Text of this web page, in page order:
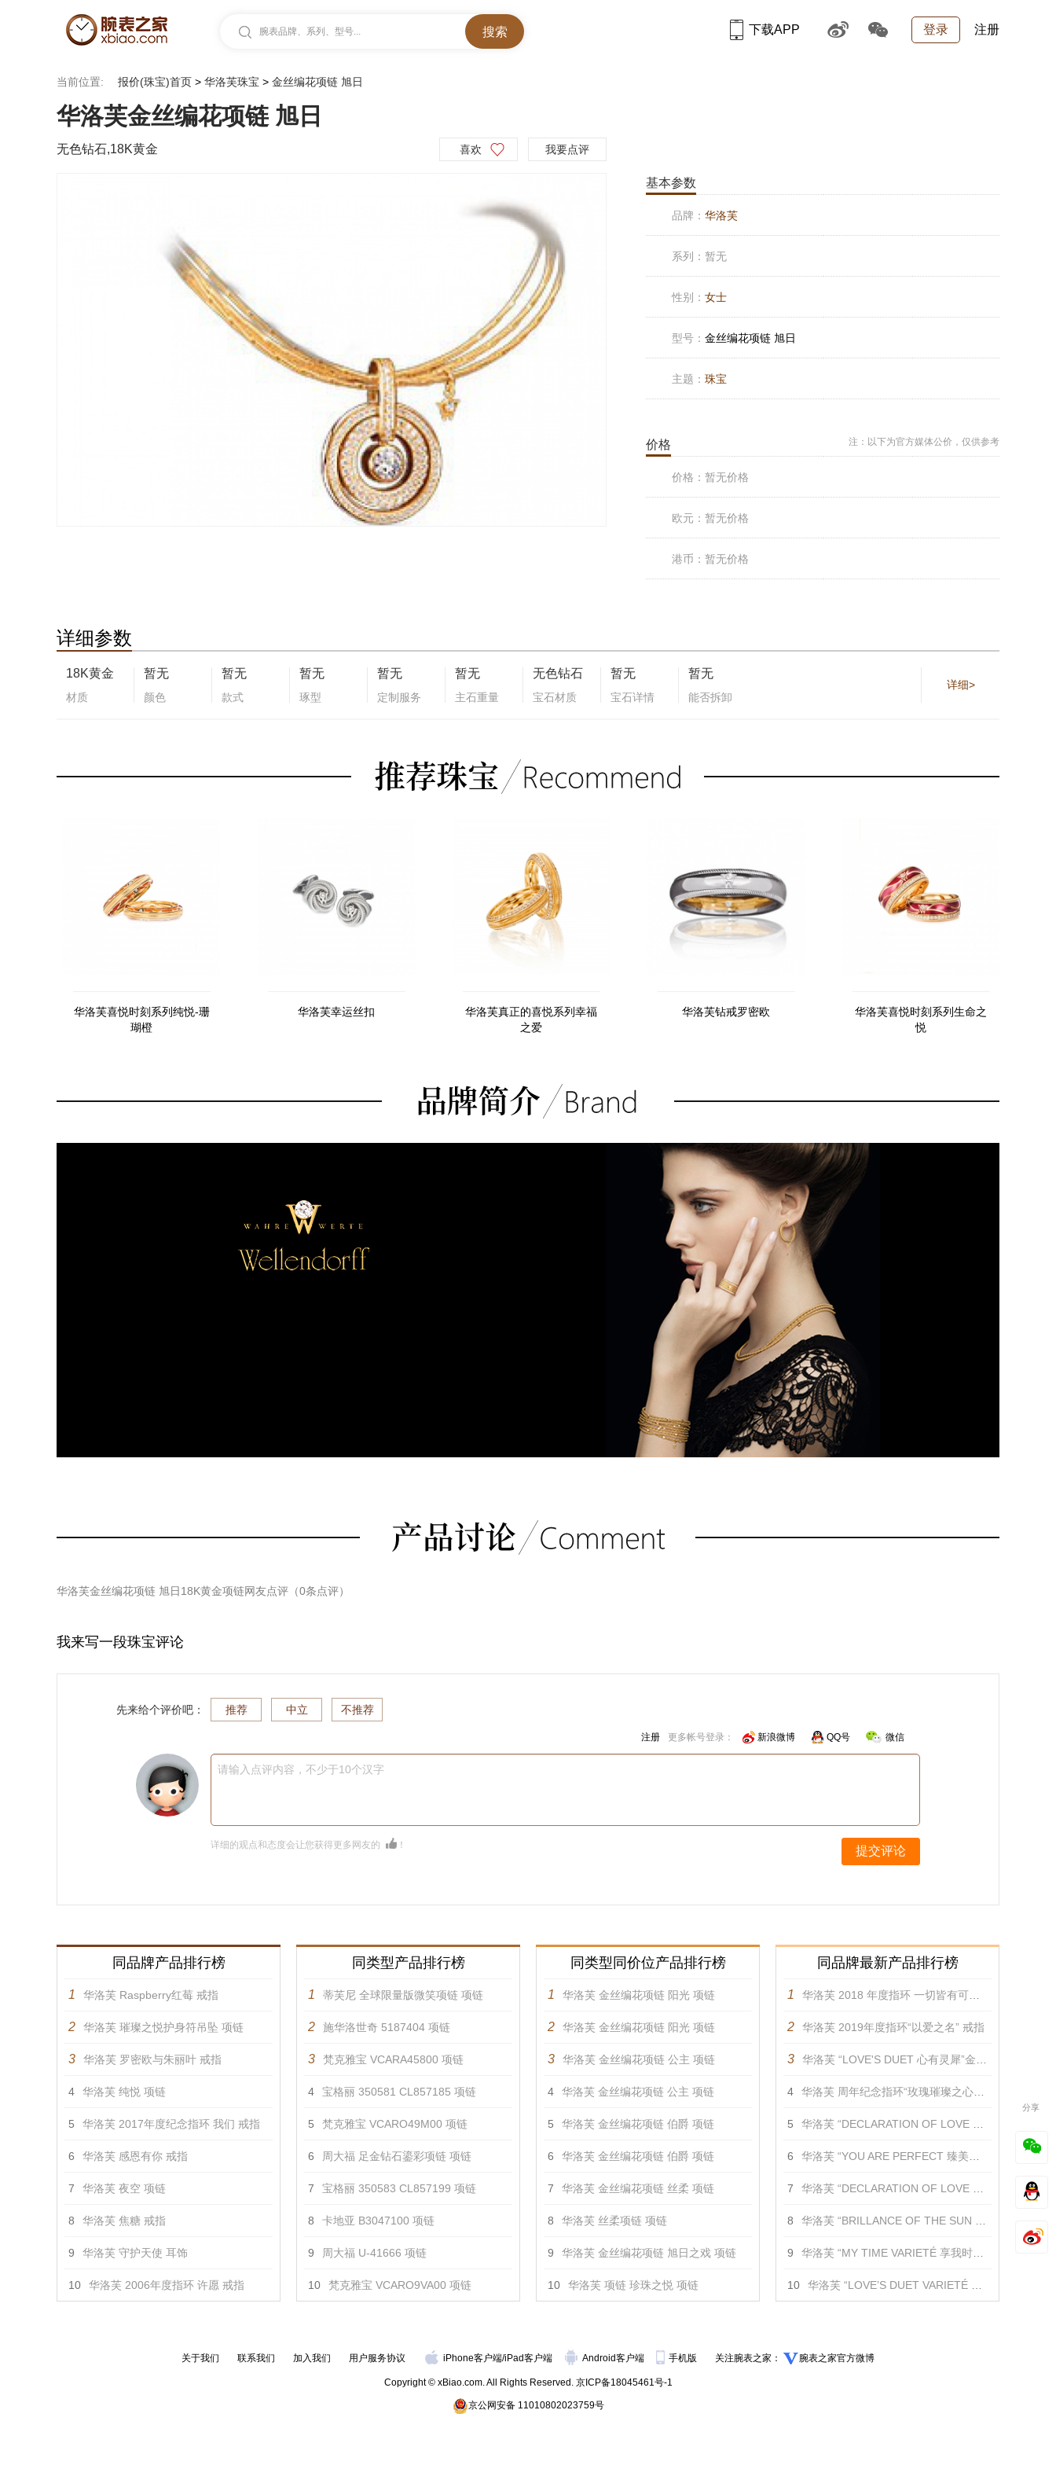
腕表品牌、系列、型号... 登录 注册
下载APP
当前位置: 报价(珠宝)首页 > 华洛芙珠宝 > 金丝编花项链 旭日
华洛芙金丝编花项链 旭日
无色钻石,18K黄金 喜欢 我要点评
基本参数
品牌： 华洛芙
系列： 暂无
性别： 女士
型号： 金丝编花项链 旭日
主题： 珠宝
价格 注：以下为官方媒体公价，仅供参考
价格： 暂无价格
欧元： 暂无价格
港币： 暂无价格
详细参数
18K黄金
材质
暂无
颜色
暂无
款式
暂无
琢型
暂无
定制服务
暂无
主石重量
无色钻石
宝石材质
暂无
宝石详情
暂无
能否拆卸
详细>
华洛芙喜悦时刻系列纯悦-珊
瑚橙
华洛芙幸运丝扣
华洛芙真正的喜悦系列幸福
之爱
华洛芙钻戒罗密欧
华洛芙喜悦时刻系列生命之
悦
华洛芙金丝编花项链 旭日18K黄金项链网友点评（0条点评）
我来写一段珠宝评论
先来给个评价吧： 推荐 中立 不推荐
注册 更多帐号登录： 新浪微博 QQ号 微信
请输入点评内容，不少于10个汉字
详细的观点和态度会让您获得更多网友的 ！ 提交评论
同品牌产品排行榜
1 华洛芙 Raspberry红莓 戒指
2 华洛芙 璀璨之悦护身符吊坠 项链
3 华洛芙 罗密欧与朱丽叶 戒指
4 华洛芙 纯悦 项链
5 华洛芙 2017年度纪念指环 我们 戒指
6 华洛芙 感恩有你 戒指
7 华洛芙 夜空 项链
8 华洛芙 焦糖 戒指
9 华洛芙 守护天使 耳饰
10 华洛芙 2006年度指环 许愿 戒指
同类型产品排行榜
1 蒂芙尼 全球限量版微笑项链 项链
2 施华洛世奇 5187404 项链
3 梵克雅宝 VCARA45800 项链
4 宝格丽 350581 CL857185 项链
5 梵克雅宝 VCARO49M00 项链
6 周大福 足金钻石鎏彩项链 项链
7 宝格丽 350583 CL857199 项链
8 卡地亚 B3047100 项链
9 周大福 U-41666 项链
10 梵克雅宝 VCARO9VA00 项链
同类型同价位产品排行榜
1 华洛芙 金丝编花项链 阳光 项链
2 华洛芙 金丝编花项链 阳光 项链
3 华洛芙 金丝编花项链 公主 项链
4 华洛芙 金丝编花项链 公主 项链
5 华洛芙 金丝编花项链 伯爵 项链
6 华洛芙 金丝编花项链 伯爵 项链
7 华洛芙 金丝编花项链 丝柔 项链
8 华洛芙 丝柔项链 项链
9 华洛芙 金丝编花项链 旭日之戏 项链
10 华洛芙 项链 珍珠之悦 项链
同品牌最新产品排行榜
1 华洛芙 2018 年度指环 一切皆有可能 戒指
2 华洛芙 2019年度指环“以爱之名” 戒指
3 华洛芙 “LOVE'S DUET 心有灵犀”金丝编花手链 手镯
4 华洛芙 周年纪念指环“玫瑰璀璨之心” 吊坠
5 华洛芙 “DECLARATION OF LOVE 爱的宣言”可替换圆饰 吊坠
6 华洛芙 “YOU ARE PERFECT 臻美如你”护身符吊坠 吊坠
7 华洛芙 “DECLARATION OF LOVE 爱的宣言”耳环 耳饰
8 华洛芙 “BRILLANCE OF THE SUN MAGIC 日光魔法”金丝编花项链 项链
9 华洛芙 “MY TIME VARIETÉ 享我时光 升级款”金丝编花项链 项链
10 华洛芙 “LOVE’S DUET VARIETÉ 心有灵犀 升级款”金丝编花项链 项链
关于我们 联系我们 加入我们 用户服务协议 iPhone客户端/iPad客户端 Android客户端 手机版 关注腕表之家： 腕表之家官方微博
Copyright © xBiao.com. All Rights Reserved. 京ICP备18045461号-1
京公网安备 11010802023759号
分享